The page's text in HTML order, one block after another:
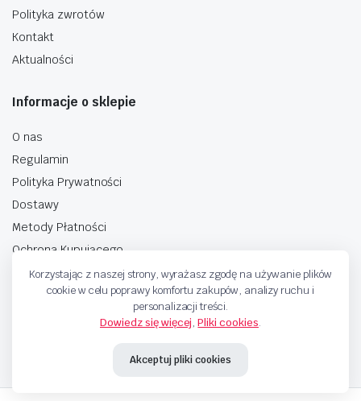
Polityka zwrotów
Kontakt
Aktualności
Informacje o sklepie
O nas
Regulamin
Polityka Prywatności
Dostawy
Metody Płatności
Ochrona Kupującego
Korzystając z naszej strony, wyrażasz zgodę na używanie plików
cookie w celu poprawy komfortu zakupów, analizy ruchu i
personalizacji treści.
Dowiedz się więcej,Pliki cookies.
Akceptuj pliki cookies